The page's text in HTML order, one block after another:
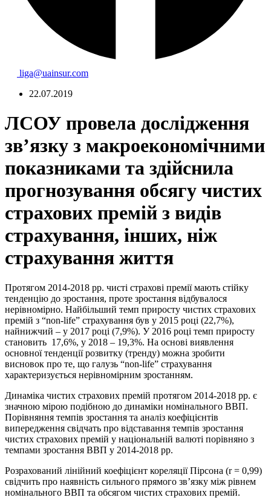
liga@uainsur.com
22.07.2019
ЛСОУ провела дослідження
зв’язку з макроекономічними
показниками та здійснила
прогнозування обсягу чистих
страхових премій з видів
страхування, інших, ніж
страхування життя
Протягом 2014-2018 рр. чисті страхові премії мають стійку
тенденцію до зростання, проте зростання відбувалося
нерівномірно. Найбільший темп приросту чистих страхових
премій з “non-life” страхування був у 2015 році (22,7%),
найнижчий – у 2017 році (7,9%). У 2016 році темп приросту
становить 17,6%, у 2018 – 19,3%. На основі виявлення
основної тенденції розвитку (тренду) можна зробити
висновок про те, що галузь “non-life” страхування
характеризується нерівномірним зростанням.
Динаміка чистих страхових премій протягом 2014-2018 рр. є
значною мірою подібною до динаміки номінального ВВП.
Порівняння темпів зростання та аналіз коефіцієнтів
випередження свідчать про відставання темпів зростання
чистих страхових премій у національній валюті порівняно з
темпами зростання ВВП у 2014-2018 рр.
Розрахований лінійний коефіцієнт кореляції Пірсона (r = 0,99)
свідчить про наявність сильного прямого зв’язку між рівнем
номінального ВВП та обсягом чистих страхових премій.